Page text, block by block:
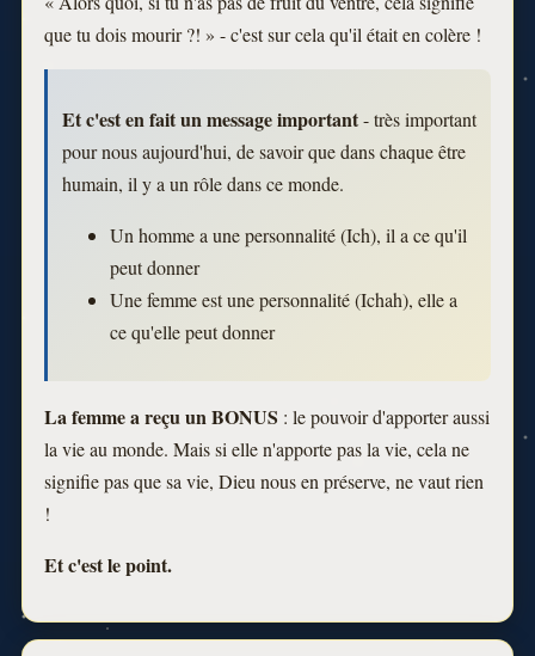
que tu dois mourir ?! » - c'est sur cela qu'il était en colère !
Et c'est en fait un message important- très important
pour nous aujourd'hui, de savoir que dans chaque être
humain, il y a un rôle dans ce monde.
Un homme a une personnalité (Ich), il a ce qu'il
peut donner
Une femme est une personnalité (Ichah), elle a
ce qu'elle peut donner
La femme a reçu un BONUS : le pouvoir d'apporter aussi
la vie au monde. Mais si elle n'apporte pas la vie, cela ne
signifie pas que sa vie, Dieu nous en préserve, ne vaut rien
!
Et c'est le point.